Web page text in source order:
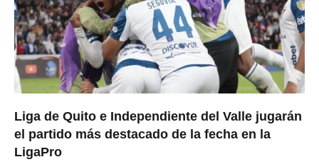
Liga de Quito e Independiente del Valle jugarán
el partido más destacado de la fecha en la
LigaPro